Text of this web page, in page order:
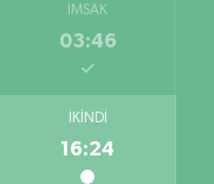
İMSAK
03:46
İKINDI
16:24